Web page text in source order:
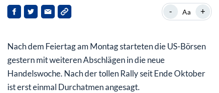
Walmart: Weltgrößter Einzelhandelskonzern
Neues Allzeithoch
- Aa +
Nach dem Feiertag am Montag starteten die US-Börsen
gestern mit weiteren Abschlägen in die neue
Handelswoche. Nach der tollen Rally seit Ende Oktober
ist erst einmal Durchatmen angesagt.